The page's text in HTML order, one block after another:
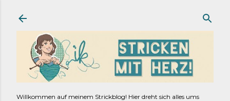
Willkommen auf meinem Strickblog! Hier dreht sich alles ums